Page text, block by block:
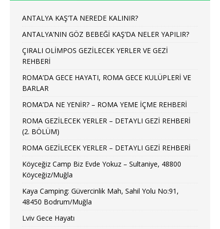
ANTALYA KAŞ’TA NEREDE KALINIR?
ANTALYA’NIN GÖZ BEBEĞİ KAŞ’DA NELER YAPILIR?
ÇIRALI OLİMPOS GEZİLECEK YERLER VE GEZİ
REHBERİ
ROMA’DA GECE HAYATI, ROMA GECE KULÜPLERİ VE
BARLAR
ROMA’DA NE YENİR? – ROMA YEME İÇME REHBERİ
ROMA GEZİLECEK YERLER – DETAYLI GEZİ REHBERİ
(2. BÖLÜM)
ROMA GEZİLECEK YERLER – DETAYLI GEZİ REHBERİ
Köyceğiz Camp Biz Evde Yokuz – Sultaniye, 48800
Köyceğiz/Muğla
Kaya Camping: Güvercinlik Mah, Sahil Yolu No:91,
48450 Bodrum/Muğla
Lviv Gece Hayatı